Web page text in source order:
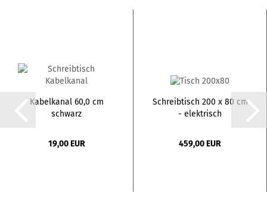
Kabelkanal 60,0 cm
schwarz
19,00 EUR
Schreibtisch 200 x 80 cm
- elektrisch
459,00 EUR